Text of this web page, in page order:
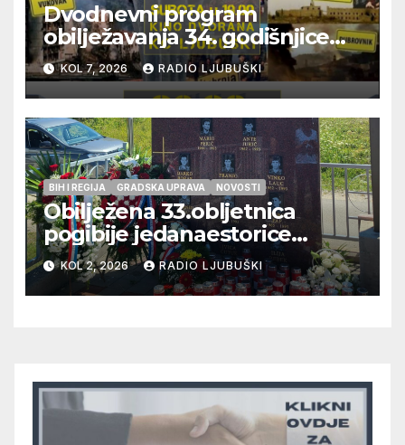
Dvodnevni program
obilježavanja 34. godišnjice
pogibije generala Blaža
Kraljevića i osmorice
pripadnika HOS-a
KOL 7, 2026 RADIO LJUBUŠKI
BIH I REGIJA GRADSKA UPRAVA NOVOSTI
Obilježena 33.obljetnica
pogibije jedanaestorice
ljubuških branitelja
KOL 2, 2026 RADIO LJUBUŠKI